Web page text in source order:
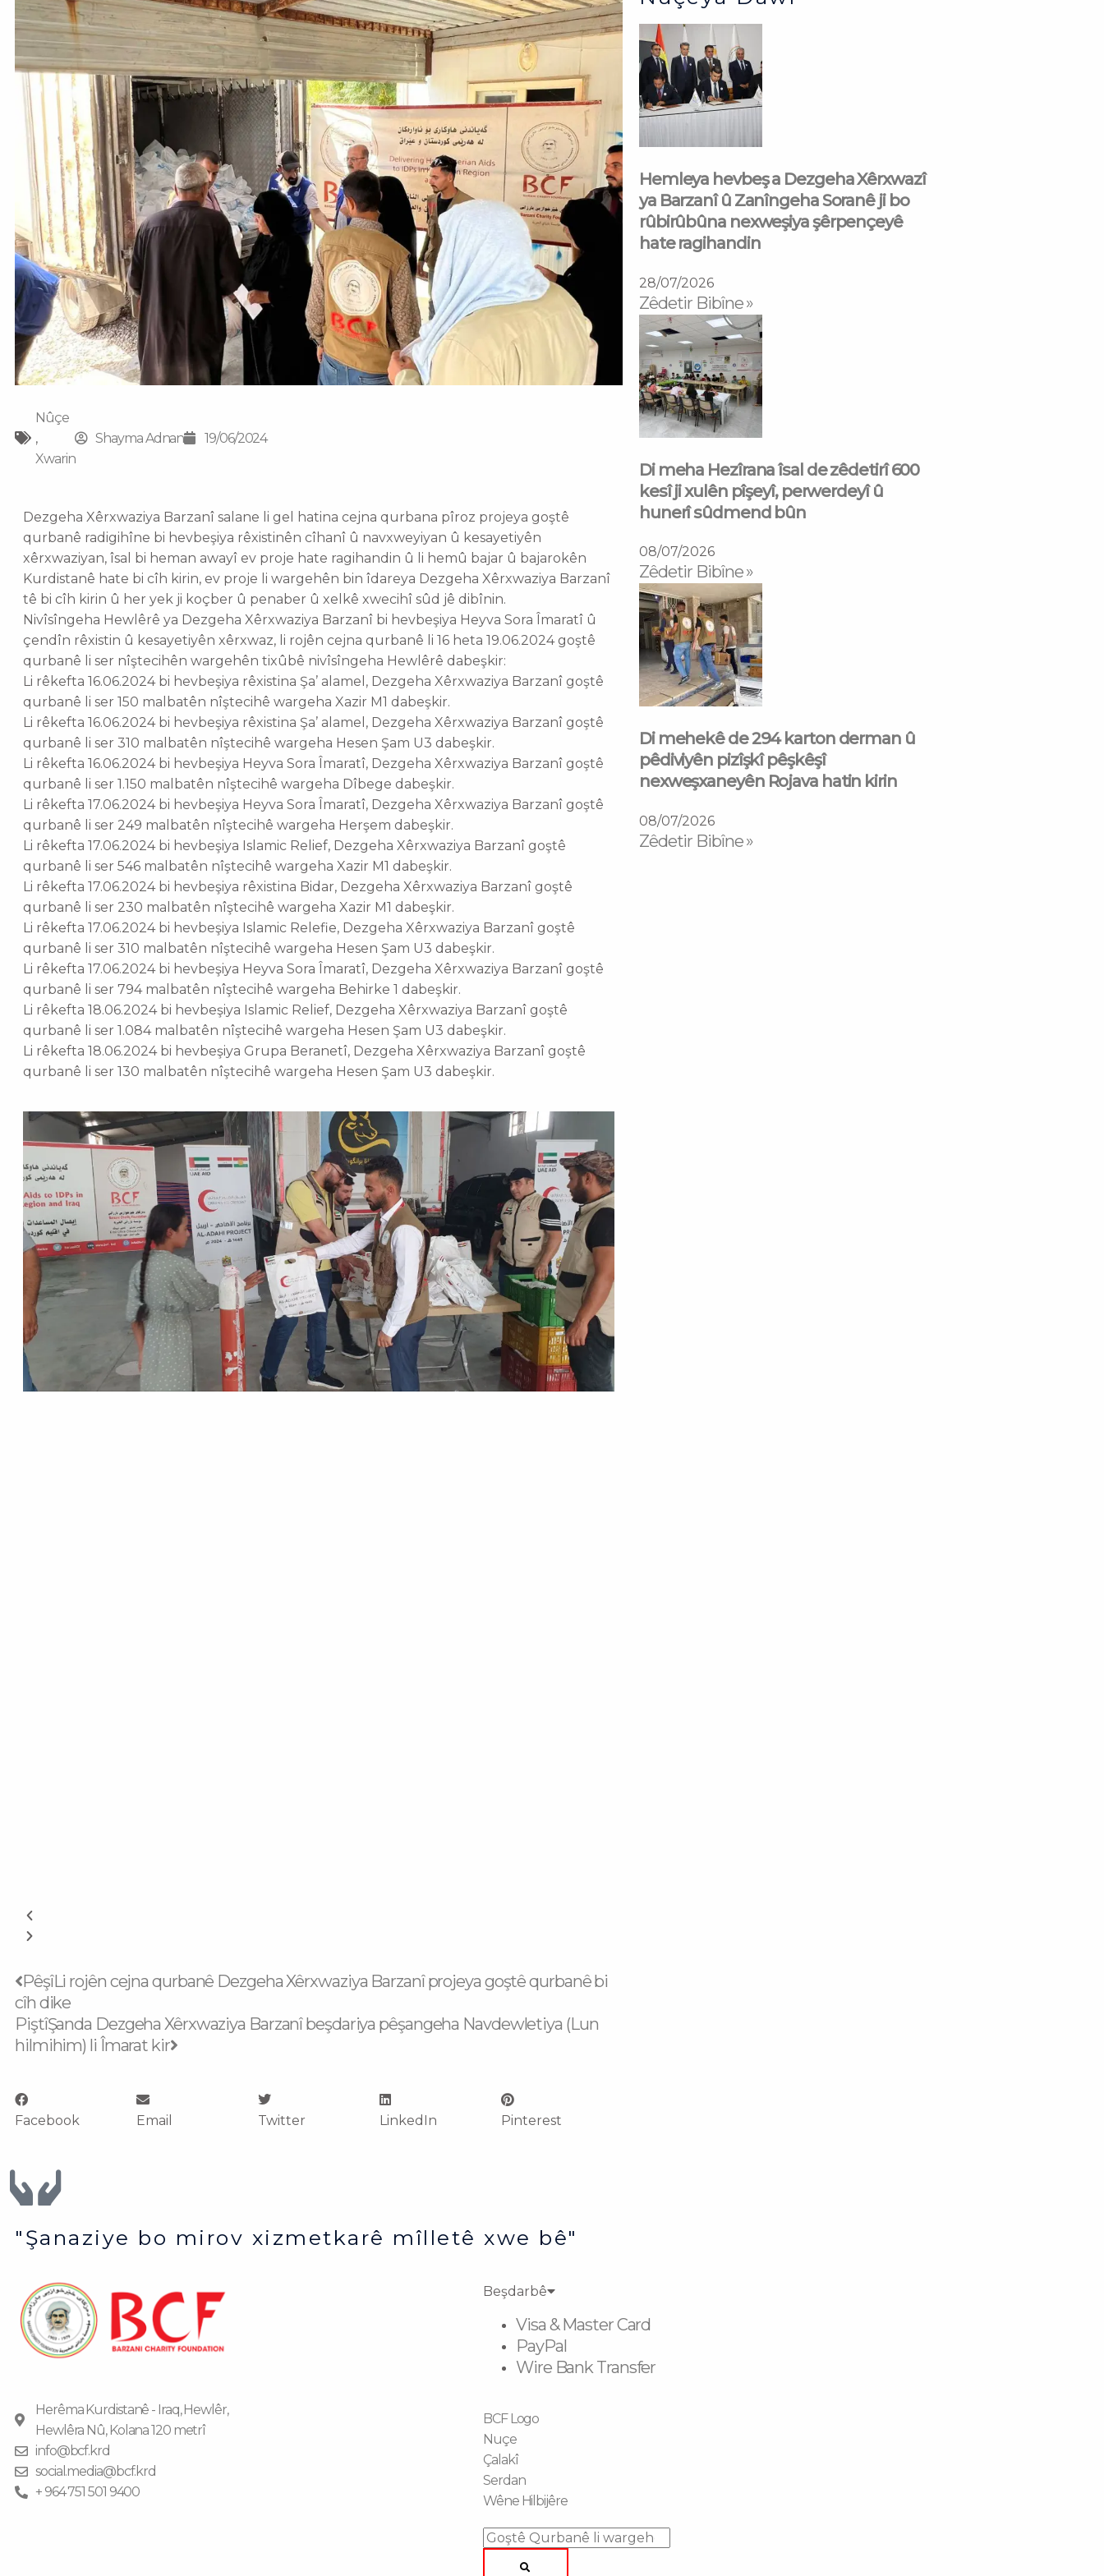
Nûçe
,
Xwarin
Shayma Adnan 19/06/2024
Dezgeha Xêrxwaziya Barzanî salane li gel hatina cejna qurbana pîroz projeya goştê
qurbanê radigihîne bi hevbeşiya rêxistinên cîhanî û navxweyiyan û kesayetiyên
xêrxwaziyan, îsal bi heman awayî ev proje hate ragihandin û li hemû bajar û bajarokên
Kurdistanê hate bi cîh kirin, ev proje li wargehên bin îdareya Dezgeha Xêrxwaziya Barzanî
tê bi cîh kirin û her yek ji koçber û penaber û xelkê xwecihî sûd jê dibînin.
Nivîsîngeha Hewlêrê ya Dezgeha Xêrxwaziya Barzanî bi hevbeşiya Heyva Sora Îmaratî û
çendîn rêxistin û kesayetiyên xêrxwaz, li rojên cejna qurbanê li 16 heta 19.06.2024 goştê
qurbanê li ser nîştecihên wargehên tixûbê nivîsîngeha Hewlêrê dabeşkir:
Li rêkefta 16.06.2024 bi hevbeşiya rêxistina Şa’ alamel, Dezgeha Xêrxwaziya Barzanî goştê
qurbanê li ser 150 malbatên nîştecihê wargeha Xazir M1 dabeşkir.
Li rêkefta 16.06.2024 bi hevbeşiya rêxistina Şa’ alamel, Dezgeha Xêrxwaziya Barzanî goştê
qurbanê li ser 310 malbatên nîştecihê wargeha Hesen Şam U3 dabeşkir.
Li rêkefta 16.06.2024 bi hevbeşiya Heyva Sora Îmaratî, Dezgeha Xêrxwaziya Barzanî goştê
qurbanê li ser 1.150 malbatên nîştecihê wargeha Dîbege dabeşkir.
Li rêkefta 17.06.2024 bi hevbeşiya Heyva Sora Îmaratî, Dezgeha Xêrxwaziya Barzanî goştê
qurbanê li ser 249 malbatên nîştecihê wargeha Herşem dabeşkir.
Li rêkefta 17.06.2024 bi hevbeşiya Islamic Relief, Dezgeha Xêrxwaziya Barzanî goştê
qurbanê li ser 546 malbatên nîştecihê wargeha Xazir M1 dabeşkir.
Li rêkefta 17.06.2024 bi hevbeşiya rêxistina Bidar, Dezgeha Xêrxwaziya Barzanî goştê
qurbanê li ser 230 malbatên nîştecihê wargeha Xazir M1 dabeşkir.
Li rêkefta 17.06.2024 bi hevbeşiya Islamic Relefie, Dezgeha Xêrxwaziya Barzanî goştê
qurbanê li ser 310 malbatên nîştecihê wargeha Hesen Şam U3 dabeşkir.
Li rêkefta 17.06.2024 bi hevbeşiya Heyva Sora Îmaratî, Dezgeha Xêrxwaziya Barzanî goştê
qurbanê li ser 794 malbatên nîştecihê wargeha Behirke 1 dabeşkir.
Li rêkefta 18.06.2024 bi hevbeşiya Islamic Relief, Dezgeha Xêrxwaziya Barzanî goştê
qurbanê li ser 1.084 malbatên nîştecihê wargeha Hesen Şam U3 dabeşkir.
Li rêkefta 18.06.2024 bi hevbeşiya Grupa Beranetî, Dezgeha Xêrxwaziya Barzanî goştê
qurbanê li ser 130 malbatên nîştecihê wargeha Hesen Şam U3 dabeşkir.
Prev
PêşîLi rojên cejna qurbanê Dezgeha Xêrxwaziya Barzanî projeya goştê qurbanê bi
cîh dike
PiştîŞanda Dezgeha Xêrxwaziya Barzanî beşdariya pêşangeha Navdewletiya (Lun
hilmihim) li Îmarat kir
Next
Facebook Email Twitter LinkedIn Pinterest
Hemleya hevbeş a Dezgeha Xêrxwazî
ya Barzanî û Zanîngeha Soranê ji bo
rûbirûbûna nexweşiya şêrpençeyê
hate ragihandin
28/07/2026
Zêdetir Bibîne »
Di meha Hezîrana îsal de zêdetirî 600
kesî ji xulên pîşeyî, perwerdeyî û
hunerî sûdmend bûn
08/07/2026
Zêdetir Bibîne »
Di mehekê de 294 karton derman û
pêdiviyên pizîşkî pêşkêşî
nexweşxaneyên Rojava hatin kirin
08/07/2026
Zêdetir Bibîne »
"Şanaziye bo mirov xizmetkarê mîlletê xwe bê"
Herêma Kurdistanê - Iraq, Hewlêr,
Hewlêra Nû, Kolana 120 metrî
info@bcf.krd
social.media@bcf.krd
+ 964 751 501 9400
Beşdarbê
Visa & Master Card
PayPal
Wire Bank Transfer
BCF Logo
Nuçe
Çalakî
Serdan
Wêne Hilbijêre
Search